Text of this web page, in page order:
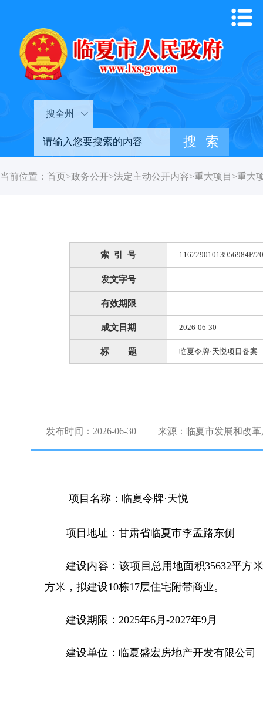
搜全州
当前位置： 首页>政务公开>法定主动公开内容>重大项目 >重大
索 引 号 11622901013956984P/
发文字号
有效期限
成文日期 2026-06-30
标 题 临夏令牌·天悦项目备案
发布时间：2026-06-30 来源：临夏市发展和改革
项目名称：临夏令牌·天悦
项目地址：甘肃省临夏市李孟路东侧
建设内容：该项目总用地面积35632平方
方米，拟建设10栋17层住宅附带商业。
建设期限：2025年6月-2027年9月
建设单位：临夏盛宏房地产开发有限公